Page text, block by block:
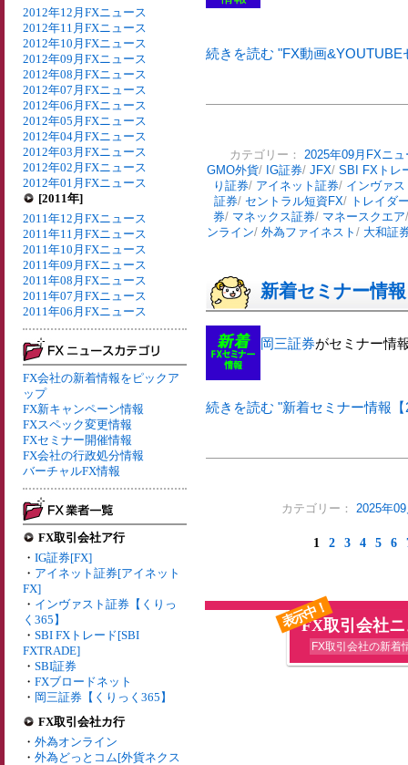
2012年12月FXニュース
2012年11月FXニュース
2012年10月FXニュース
2012年09月FXニュース
2012年08月FXニュース
2012年07月FXニュース
2012年06月FXニュース
2012年05月FXニュース
2012年04月FXニュース
2012年03月FXニュース
2012年02月FXニュース
2012年01月FXニュース
[2011年]
2011年12月FXニュース
2011年11月FXニュース
2011年10月FXニュース
2011年09月FXニュース
2011年08月FXニュース
2011年07月FXニュース
2011年06月FXニュース
FX会社の新着情報をピックア
ップ
FX新キャンペーン情報
FXスペック変更情報
FXセミナー開催情報
FX会社の行政処分情報
バーチャルFX情報
FX取引会社ア行
・ IG証券[FX]
・ アイネット証券[アイネット
FX]
・ インヴァスト証券【くりっ
く365】
・ SBI FXトレード[SBI
FXTRADE]
・ SBI証券
・ FXブロードネット
・ 岡三証券【くりっく365】
FX取引会社カ行
・ 外為オンライン
・ 外為どっとコム[外貨ネクス
続きを読む "FX動画
カテゴリー： 2025年09月FXニュ
GMO外貨/ IG証券/ JFX/ SBI FXトレ
り証券/ アイネット証券/ インヴァ
証券/ セントラル短資FX/
トレイダ
券/ マネックス証券/ マネースクエア
ンライン/ 外為ファイネスト / 大和証
新着セミナー情
岡三証券がセミナー情
続きを読む "新着セミナー情報
カテゴリー： 2025年
1 2 3 4 5 6
表示中！
FX取引会社
FX取引会社の新着